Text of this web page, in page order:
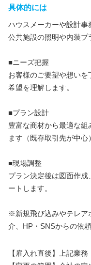
具体的には
ハウスメーカーや設計事
公共施設の照明や内装プ
■ニーズ把握
お客様のご要望や想い
希望を理解します。
■プラン設計
豊富な商材から最適な
ます（既存取引先が中心
■現場調整
プラン決定後は図面作
ートします。
※新規飛び込みやテレア
介、HP・SNSからの依
【雇入れ直後】上記業務